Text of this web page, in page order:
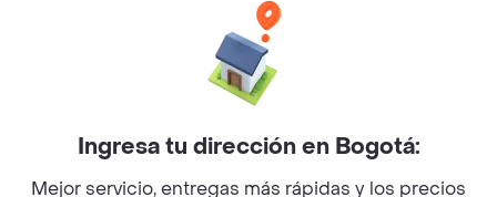
Facebook
Twitter
Instagram
©2026Rappi Inc. All rights reserved.
Ingresa tu dirección en Bogotá:
Mejor servicio, entregas más rápidas y los precios